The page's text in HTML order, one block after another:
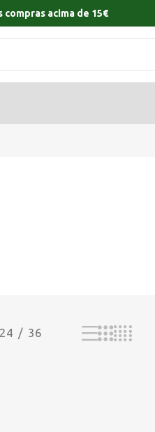
compras acima de 15€
24 36